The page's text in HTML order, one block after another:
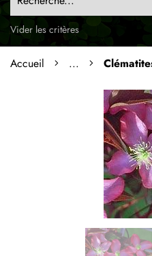
Vider les critères
Accueil ...